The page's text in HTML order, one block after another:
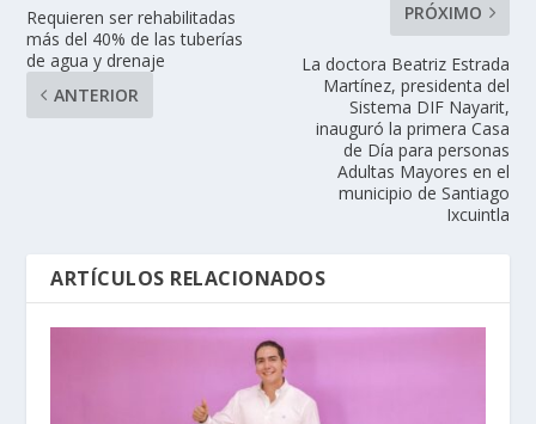
Requieren ser rehabilitadas
más del 40% de las tuberías
de agua y drenaje
ANTERIOR
PRÓXIMO
La doctora Beatriz Estrada
Martínez, presidenta del
Sistema DIF Nayarit,
inauguró la primera Casa
de Día para personas
Adultas Mayores en el
municipio de Santiago
Ixcuintla
ARTÍCULOS RELACIONADOS